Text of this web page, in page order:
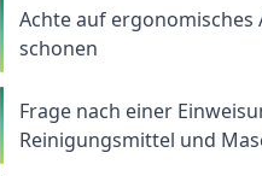
Achte auf ergonomisches
schonen
Frage nach einer
Reinigungsmittel und